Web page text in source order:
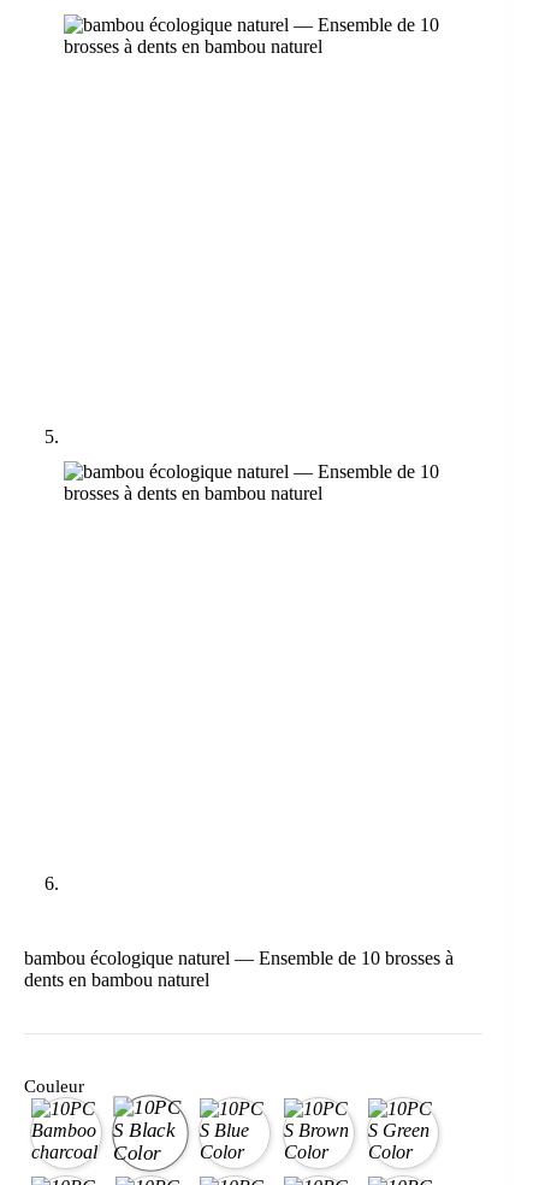
bambou écologique naturel — Ensemble de 10 brosses à
dents en bambou naturel
Couleur